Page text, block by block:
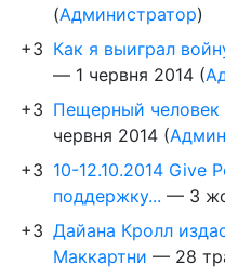
(Администратор)
+3 Как я выиграл
— 1 червня 2014 (
+3 Пещерный человек
червня 2014 (
+3 10-12.10.2014 Give
поддержку... — 3
+3 Дайана Кролл
Маккартни — 28